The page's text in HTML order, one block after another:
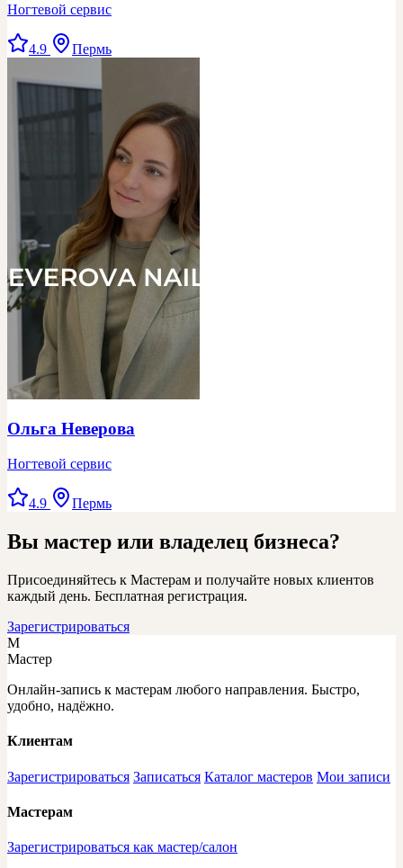
Ногтевой сервис
4.9 Пермь
Ольга Неверова
Ногтевой сервис
4.9 Пермь
Вы мастер или владелец бизнеса?
Присоединяйтесь к Мастерам и получайте новых клиентов
каждый день. Бесплатная регистрация.
Зарегистрироваться
М
Мастер
Онлайн-запись к мастерам любого направления. Быстро,
удобно, надёжно.
Клиентам
Зарегистрироваться Записаться Каталог мастеров Мои записи
Мастерам
Зарегистрироваться как мастер/салон